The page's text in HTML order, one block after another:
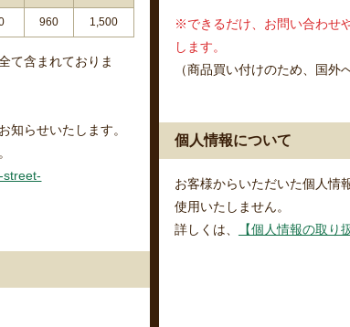
960 1,500
て含まれておりま
知らせいたします。
street-
※できるだけ、お問い合わせ
します。
（商品買い付けのため、国外
個人情報について
お客様からいただいた個人情
使用いたしません。
詳しくは、
【個人情報の取り